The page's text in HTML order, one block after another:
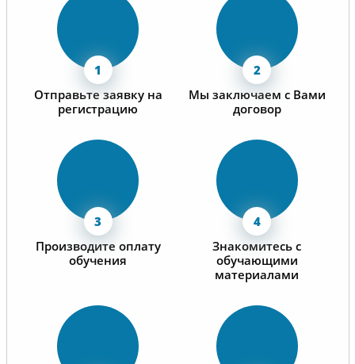
Отправьте заявку на
регистрацию
Мы заключаем с Вами
договор
Производите оплату
обучения
Знакомитесь с
обучающими
материалами